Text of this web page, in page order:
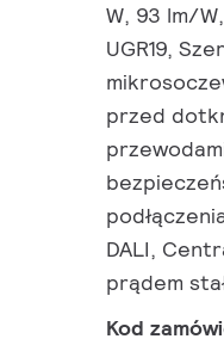
W, 93 lm/
UGR19,
przed
DALI,
prądem
Kod